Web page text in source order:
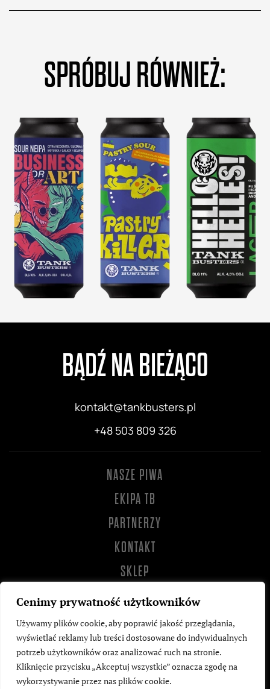
Cenimy prywatność użytkowników
Używamy plików cookie, aby poprawić jakość przeglądania,
wyświetlać reklamy lub treści dostosowane do indywidualnych
potrzeb użytkowników oraz analizować ruch na stronie.
Kliknięcie przycisku „Akceptuj wszystkie” oznacza zgodę na
wykorzystywanie przez nas plików cookie.
SPRÓBUJ RÓWNIEŻ:
BĄDŹ NA BIEŻĄCO
kontakt@tankbusters.pl
+48 503 809 326
NASZE PIWA
EKIPA TB
PARTNERZY
KONTAKT
SKLEP